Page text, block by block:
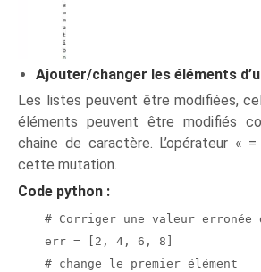
Ajouter/changer les éléments
Les listes peuvent être modifiées,
éléments peuvent être modifiés
chaine de caractère. L’opérateur «
cette mutation.
Code python :
# Corriger une valeur erronée
err = [2, 4, 6, 8]
# change le premier élément